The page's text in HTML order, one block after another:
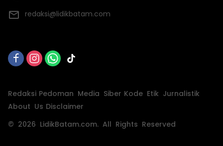
redaksi@lidikbatam.com
Redaksi Pedoman Media Siber Kode Etik Jurnalistik
About Us Disclaimer
© 2026 LidikBatam.com. All Rights Reserved